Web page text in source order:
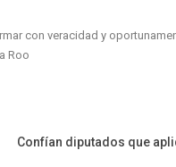
con veracidad y
Roo
Confían diputados que